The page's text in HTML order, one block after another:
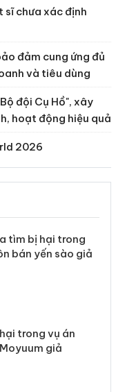
sĩ chưa xác định
đảm cung ứng đủ
và tiêu dùng
đội Cụ Hồ", xây
hoạt động hiệu quả
2026
lý 83 vụ vi phạm
tháng 7
Xử lý 6 hộ kinh
mạo nhãn hiệu